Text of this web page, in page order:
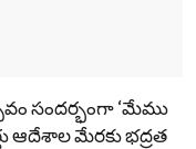
సందర్భంగా ‘మేము
ఆదేశాల మేరకు భద్రత